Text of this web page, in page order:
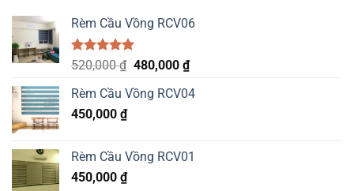
Rèm Cầu Vồng RCV06
Được xếp
5.00
5 sao
520,000₫ Original
was:
480,000 ₫Current
is:
Rèm Cầu Vồng RCV04
450,000 ₫
Rèm Cầu Vồng RCV01
450,000 ₫